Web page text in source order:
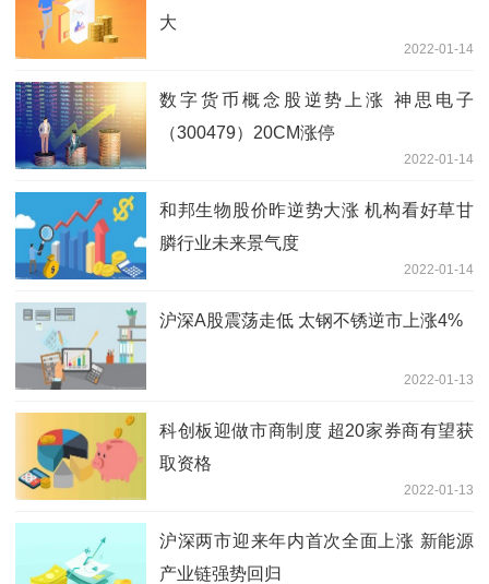
大
2022-01-14
数字货币概念股逆势上涨 神思电子
（300479）20CM涨停
2022-01-14
和邦生物股价昨逆势大涨 机构看好草甘
膦行业未来景气度
2022-01-14
沪深A股震荡走低 太钢不锈逆市上涨4%
2022-01-13
科创板迎做市商制度 超20家券商有望获
取资格
2022-01-13
沪深两市迎来年内首次全面上涨 新能源
产业链强势回归